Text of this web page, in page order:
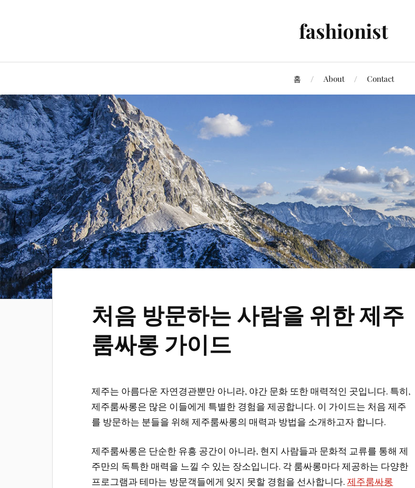
fashionist
홈 About Contact
처음 방문하는 사람을 위한 제주
룸싸롱 가이드
제주는 아름다운 자연경관뿐만 아니라, 야간 문화 또한 매력적인 곳입니다. 특히,
제주룸싸롱은 많은 이들에게 특별한 경험을 제공합니다. 이 가이드는 처음 제주
를 방문하는 분들을 위해 제주룸싸롱의 매력과 방법을 소개하고자 합니다.
제주룸싸롱은 단순한 유흥 공간이 아니라, 현지 사람들과 문화적 교류를 통해 제
주만의 독특한 매력을 느낄 수 있는 장소입니다. 각 룸싸롱마다 제공하는 다양한
프로그램과 테마는 방문객들에게 잊지 못할 경험을 선사합니다.제주룸싸롱